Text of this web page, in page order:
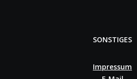
SONSTIGES
Impressum